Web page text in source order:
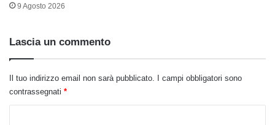
9 Agosto 2026
Lascia un commento
Il tuo indirizzo email non sarà pubblicato.
I campi obbligatori sono
contrassegnati *